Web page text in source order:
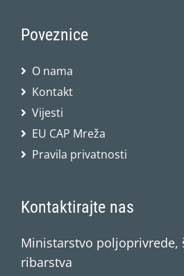
Poveznice
O nama
Kontakt
Vijesti
EU CAP Mreža
Pravila privatnosti
Kontaktirajte nas
Ministarstvo poljoprivrede,
ribarstva